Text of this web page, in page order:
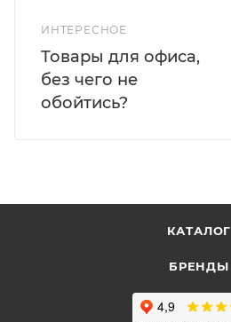
ИНТЕРЕСНОЕ
Товары для офиса,
без чего не
обойтись?
КАТАЛОГ
БРЕНДЫ